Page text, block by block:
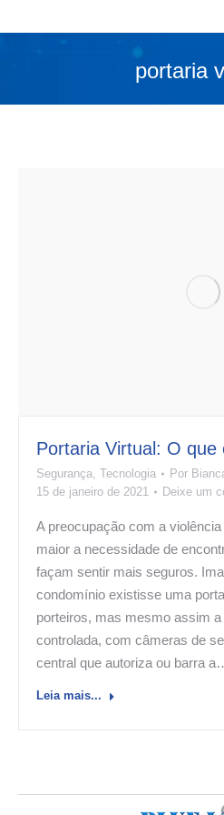
portaria
Portaria Virtual: O que
Segurança, Tecnologia Por
15 de janeiro de 2021
Deixe um
A preocupação com a
maior a necessidade de
façam sentir mais seguros.
condomínio existisse uma
porteiros, mas mesmo assim
controlada, com câmeras de
central que autoriza ou barra
Leia mais...